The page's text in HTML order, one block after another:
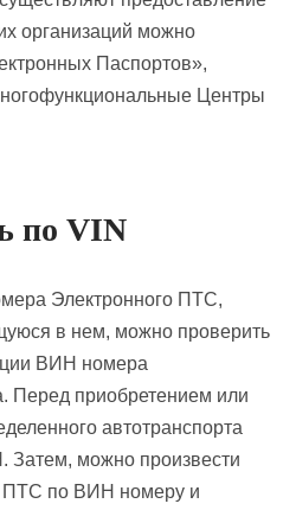
организаций можно
Паспортов»,
Центры
по VIN
Электронного ПТС,
в нем, можно проверить
ВИН номера
Перед приобретением или
автотранспорта
Затем, можно произвести
ПТС по ВИН номеру и